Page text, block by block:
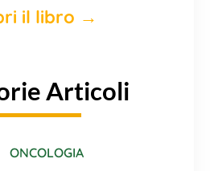
il libro →
Articoli
ONCOLOGIA